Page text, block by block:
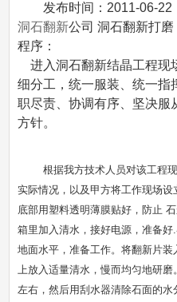
发布时间： 2011-06-22
洞石翻新公司 洞石翻新打
程序：
进入洞石翻新结晶工程现
细分工，统一服装、统一指
职尽责、协调有序、坚决服
方针。
根据我方技术人员对该工程
实际情况，以及甲方将工作现场
底部用塑料透明薄膜贴好，防止
箱里加入清水，接好电源，准备
地面水平，准备工作。将翻新片
上放入适量清水，慢而均匀地研
左右，然后用刮水器清除石面的